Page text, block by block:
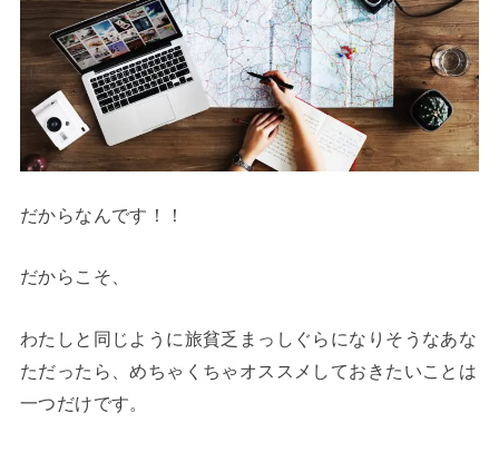
だからなんです！！
だからこそ、
わたしと同じように旅貧乏まっしぐらになりそうなあな
ただったら、めちゃくちゃオススメしておきたいことは
一つだけです。